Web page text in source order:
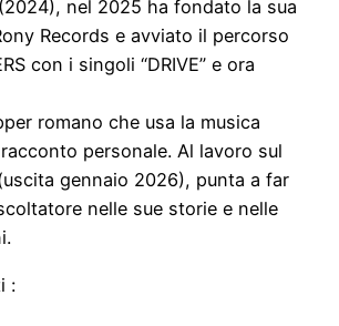
nel 2025 ha fondato la sua
Records e avviato il percorso
con i singoli “DRIVE” e ora
romano che usa la musica
personale. Al lavoro sul
gennaio 2026), punta a far
nelle sue storie e nelle
: